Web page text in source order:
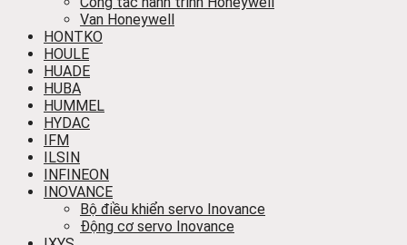
Van Honeywell
HONTKO
HOULE
HUADE
HUBA
HUMMEL
HYDAC
IFM
ILSIN
INFINEON
INOVANCE
Bộ điều khiển servo Inovance
Động cơ servo Inovance